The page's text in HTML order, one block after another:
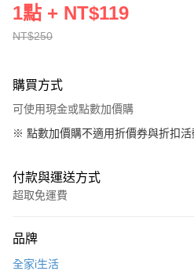
NT$250
1點 + NT$119
購買方式
可使用現金或點數加價購
※ 點數加價購不適用折價券與折扣
付款與運送方式
超取免運費
全家線上支付
品牌
全家i生活